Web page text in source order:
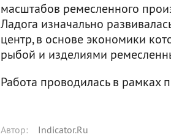
масштабов ремесленного
Ладога изначально
центр, в основе экономики
рыбой и изделиями
Работа проводилась в
Автор: Indicator.Ru